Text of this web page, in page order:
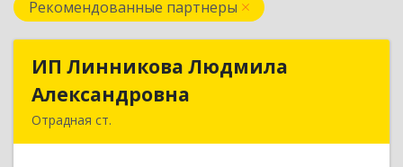
Рекомендованные партнеры
ИП Линникова Людмила
Александровна
Отрадная ст.
ИП Линникова Людмила